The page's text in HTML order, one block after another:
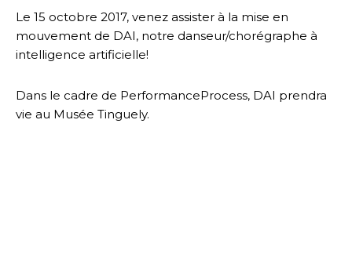
Le 15 octobre 2017, venez assister à la mise en
mouvement de DAI, notre danseur/chorégraphe à
intelligence artificielle!
Dans le cadre de PerformanceProcess, DAI prendra
vie au Musée Tinguely.